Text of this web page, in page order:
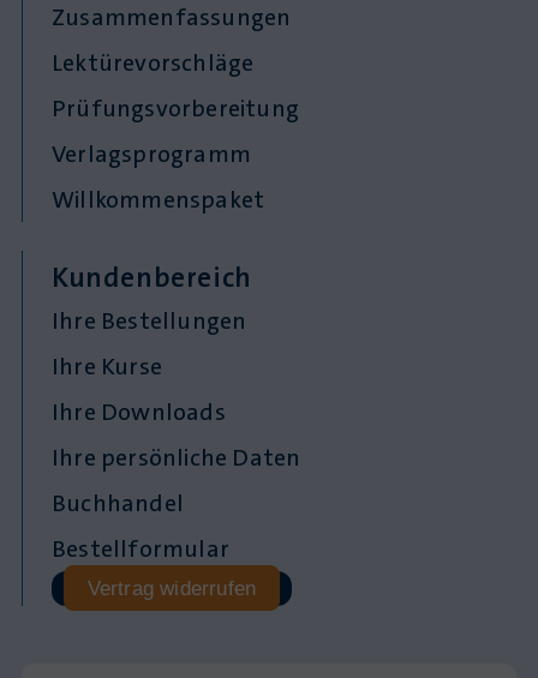
Zusammenfassungen
Lektürevorschläge
Prüfungsvorbereitung
Verlagsprogramm
Willkommenspaket
Kundenbereich
Ihre Bestellungen
Ihre Kurse
Ihre Downloads
Ihre persönliche Daten
Buchhandel
Bestellformular
Vertrag widerrufen